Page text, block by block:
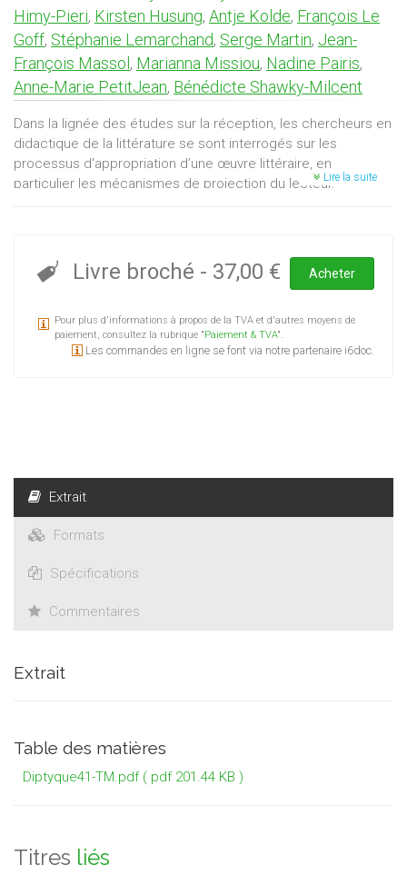
Himy-Pieri, Kirsten Husung, Antje Kolde, François Le
Goff, Stéphanie Lemarchand, Serge Martin, Jean-
François Massol , Marianna Missiou, Nadine Pairis,
Anne-Marie PetitJean, Bénédicte Shawky-Milcent
Dans la lignée des études sur la réception, les chercheurs en
didactique de la littérature se sont interrogés sur les
processus d'appropriation d’une œuvre littéraire, en
particulier les mécanismes de projection du lecteur.
construction de savoirs, d’expériences de soi et du monde,
et les exigences institutionnelles qui raisonnent en termes
positionner en termes de légitimité — et souvent d’illégitimité
— vis-à-vis de pratiques sociales de référence, comment
littéraire, en contextes scolaire et universitaire, met à
l’épreuve le concept d’altérité, dans ses dimensions
sociologiques.
Lire la suite
Livre broché - 37,00 € Acheter
Pour plus d'informations à propos de la TVA et d'autres moyens de
paiement, consultez la rubrique "Paiement & TVA".
Les commandes en ligne se font via notre partenaire i6doc.
Extrait
Formats
Spécifications
Commentaires
Extrait
Table des matières
Diptyque41-TM.pdf ( pdf 201.44 KB )
Titres liés